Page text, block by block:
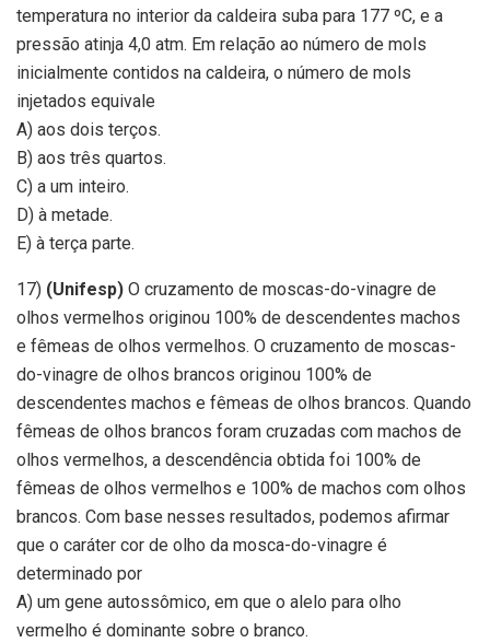
temperatura no interior da caldeira suba para 177 ºC, e a
pressão atinja 4,0 atm. Em relação ao número de mols
inicialmente contidos na caldeira, o número de mols
injetados equivale
A) aos dois terços.
B) aos três quartos.
C) a um inteiro.
D) à metade.
E) à terça parte.
17) (Unifesp) O cruzamento de moscas-do-vinagre de
olhos vermelhos originou 100% de descendentes machos
e fêmeas de olhos vermelhos. O cruzamento de moscas-
do-vinagre de olhos brancos originou 100% de
descendentes machos e fêmeas de olhos brancos. Quando
fêmeas de olhos brancos foram cruzadas com machos de
olhos vermelhos, a descendência obtida foi 100% de
fêmeas de olhos vermelhos e 100% de machos com olhos
brancos. Com base nesses resultados, podemos afirmar
que o caráter cor de olho da mosca-do-vinagre é
determinado por
A) um gene autossômico, em que o alelo para olho
vermelho é dominante sobre o branco.